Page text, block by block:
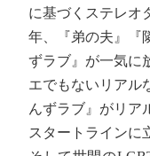
に基づくステレオ
年、『弟の夫』『
ずラブ』が一気に
エでもないリアル
んずラブ』がリア
スタートラインに